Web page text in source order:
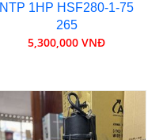
NTP 1HP HSF280-1-75
265
5,300,000 VNĐ